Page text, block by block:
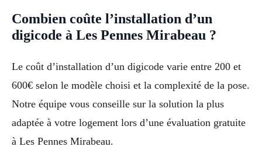
Combien coûte l’installation d’un
digicode à Les Pennes Mirabeau ?
Le coût d’installation d’un digicode varie entre 200 et
600€ selon le modèle choisi et la complexité de la pose.
Notre équipe vous conseille sur la solution la plus
adaptée à votre logement lors d’une évaluation gratuite
à Les Pennes Mirabeau.